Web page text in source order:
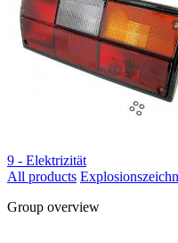
9 - Elektrizität
All products
Group overview